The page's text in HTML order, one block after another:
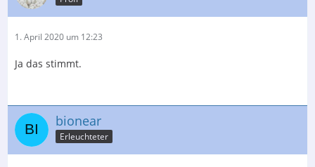
1. April 2020 um 12:23
Ja das stimmt.
bionear
Erleuchteter